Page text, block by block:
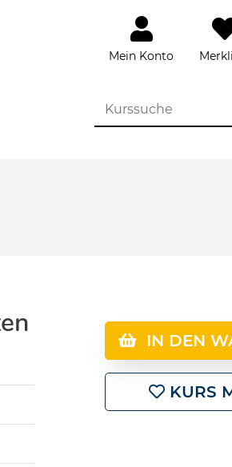
Mein Konto
IN DEN
KURS